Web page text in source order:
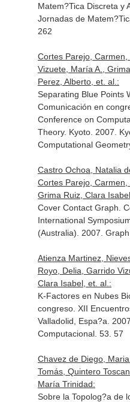
Matem?Tica Discreta y
Jornadas de
262
Cortes Parejo,
Vizuete, María A.,
Perez, Alberto, et. al.:
Separating Blue Points
Comunicación en
Conference on
Theory. Kyoto. 2007.
Computational
Castro Ochoa, Natalia
Cortes Parejo, Carmen,
Grima Ruiz, Clara
Cover Contact Graph.
International
(Australia). 2007.
Atienza Martinez,
Royo, Delia, Garrido
Clara Isabel, et. al.:
K-Factores en Nubes
congreso. XII
Valladolid, Espa?a.
Computacional. 53. 57
Chavez de Diego,
Tomás, Quintero
María Trinidad:
Sobre la Topolog?a de